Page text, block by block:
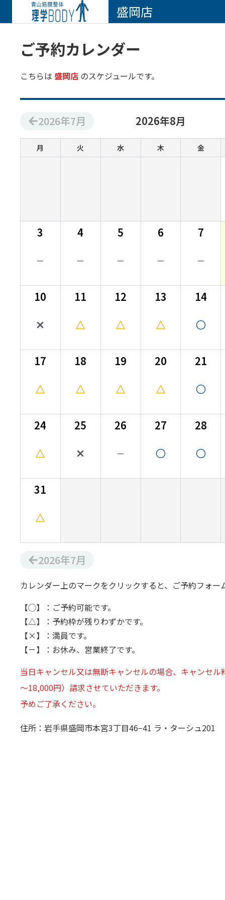
盛岡店
ご予約カレンダー
こちらは 盛岡店 のスケジュールです。
2026年7月 2026年8月
月 火 水 木 金
3 4 5 6 7
10 11 12 13 14
17 18 19 20 21
24 25 26 27 28
31
2026年7月
カレンダー上のマークをクリックすると、ご予約フォー
【◯】：ご予約可能です。
【△】：予約枠が残りわずかです。
【×】：満員です。
【－】：お休み、営業終了です。
当日キャンセル又は無断キャンセルの場合、キャンセル
～18,000円）請求させていただきます。
予めご了承ください。
住所：岩手県盛岡市本宮3丁目46−41 ラ・ターシュ201